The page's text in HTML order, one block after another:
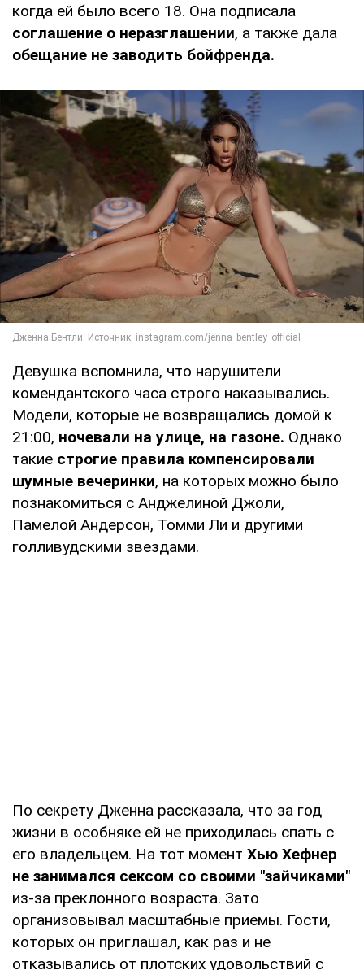
когда ей было всего 18. Она подписала
соглашение о неразглашении, а также дала
обещание не заводить бойфренда.
Девушка вспомнила, что нарушители
комендантского часа строго наказывались.
Модели, которые не возвращались домой к
21:00, ночевали на улице, на газоне. Однако
такие строгие правила компенсировали
шумные вечеринки, на которых можно было
познакомиться с Анджелиной Джоли,
Памелой Андерсон, Томми Ли и другими
голливудскими звездами.
По секрету Дженна рассказала, что за год
жизни в особняке ей не приходилась спать с
его владельцем. На тот момент Хью Хефнер
не занимался сексом со своими "зайчиками"
из-за преклонного возраста. Зато
организовывал масштабные приемы. Гости,
которых он приглашал, как раз и не
отказывались от плотских удовольствий с